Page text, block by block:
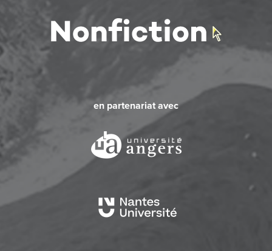
en partenariat avec